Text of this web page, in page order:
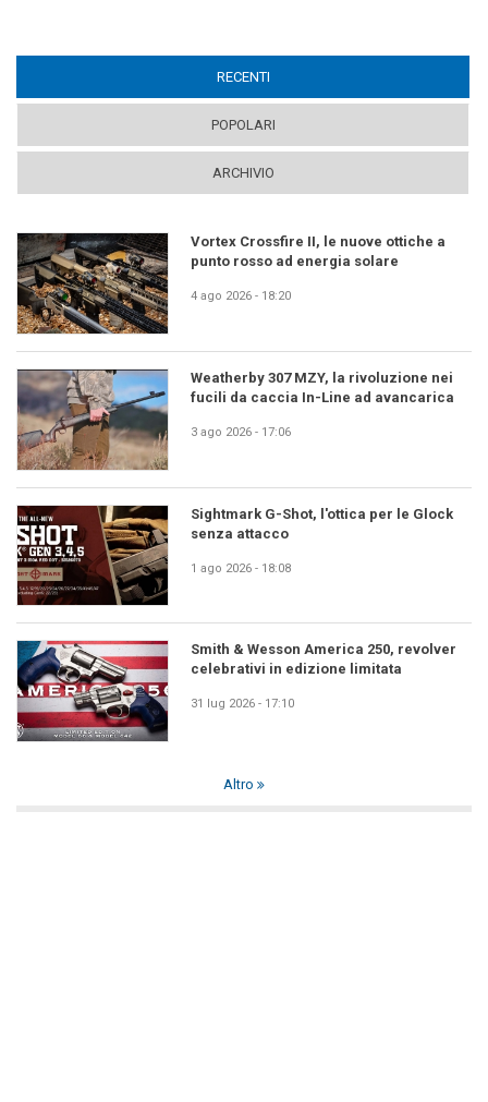
RECENTI
POPOLARI
ARCHIVIO
Vortex Crossfire II, le nuove ottiche a
punto rosso ad energia solare
4 ago 2026 - 18:20
Weatherby 307 MZY, la rivoluzione nei
fucili da caccia In-Line ad avancarica
3 ago 2026 - 17:06
Sightmark G-Shot, l'ottica per le Glock
senza attacco
1 ago 2026 - 18:08
Smith & Wesson America 250, revolver
celebrativi in edizione limitata
31 lug 2026 - 17:10
Altro